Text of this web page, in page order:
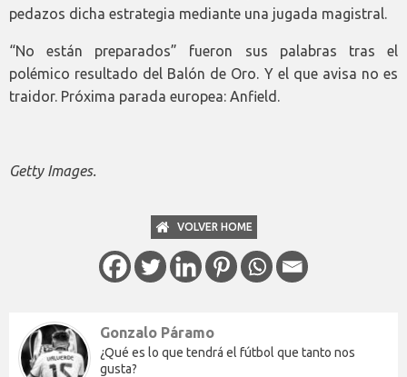
pedazos dicha estrategia mediante una jugada magistral.
“No están preparados” fueron sus palabras tras el
polémico resultado del Balón de Oro. Y el que avisa no es
traidor. Próxima parada europea: Anfield.
Getty Images.
VOLVER HOME
Gonzalo Páramo
¿Qué es lo que tendrá el fútbol que tanto nos
gusta?